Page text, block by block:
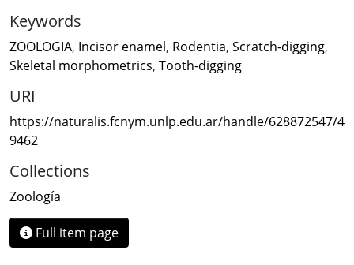
Keywords
ZOOLOGIA, Incisor enamel, Rodentia, Scratch-digging,
Skeletal morphometrics, Tooth-digging
URI
https://naturalis.fcnym.unlp.edu.ar/handle/628872547/4
9462
Collections
Zoología
Full item page